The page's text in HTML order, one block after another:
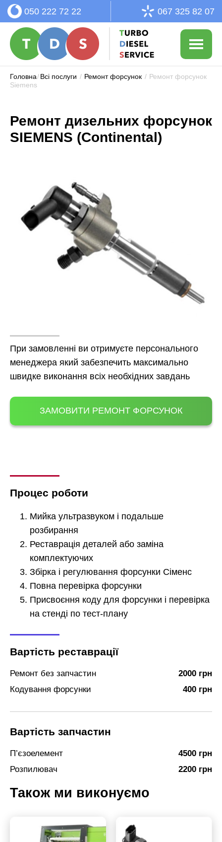
050 222 72 22 067 325 82 07
Головна/Всі послуги / Ремонт форсунок / Ремонт форсунок
Siemens
Ремонт дизельних форсунок
SIEMENS (Continental)
При замовленні ви отримуєте персонального
менеджера який забезпечить максимально
швидке виконання всіх необхідних завдань
ЗАМОВИТИ РЕМОНТ ФОРСУНОК
Процес роботи
Мийка ультразвуком і подальше
розбирання
Реставрація деталей або заміна
комплектуючих
Збірка і регулювання форсунки Сіменс
Повна перевірка форсунки
Присвоєння коду для форсунки і перевірка
на стенді по тест-плану
Вартість реставрації
Ремонт без запчастин
2000 грн
Кодування форсунки
400 грн
Вартість запчастин
П’єзоелемент
4500 грн
Розпилювач
2200 грн
Також ми виконуємо